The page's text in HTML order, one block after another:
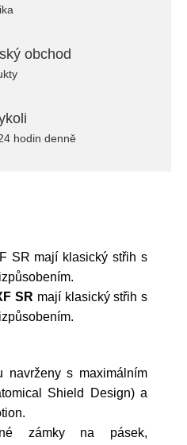
obchod
hodin denně
SR mají klasický střih s
SR mají klasický střih s
navrženy s maximálním
Shield Design) a
zámky na pásek,